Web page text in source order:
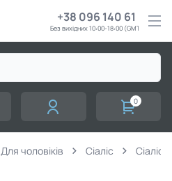
+38 096 140 61 61
Без вихідних 10:00-18:00 (GMT+3)
0
Для чоловіків Сіаліс Сіаліс +